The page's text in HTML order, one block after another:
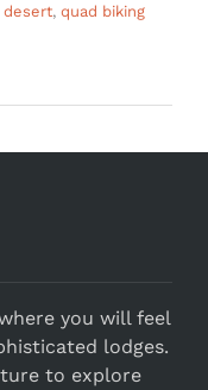
desert, quad biking
you will feel
lodges.
to explore